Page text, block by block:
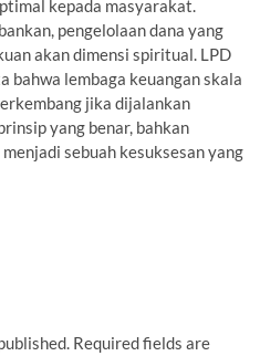
kepada masyarakat.
pengelolaan dana yang
akan dimensi spiritual. LPD
bahwa lembaga keuangan skala
jika dijalankan
yang benar, bahkan
sebuah kesuksesan yang
Required fields are